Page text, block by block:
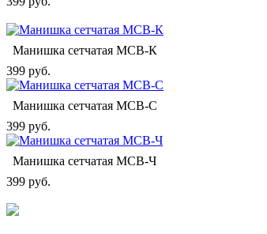
Манишка сетчатая МСВ-К
399 руб.
Манишка сетчатая МСВ-C
399 руб.
Манишка сетчатая МСВ-Ч
399 руб.